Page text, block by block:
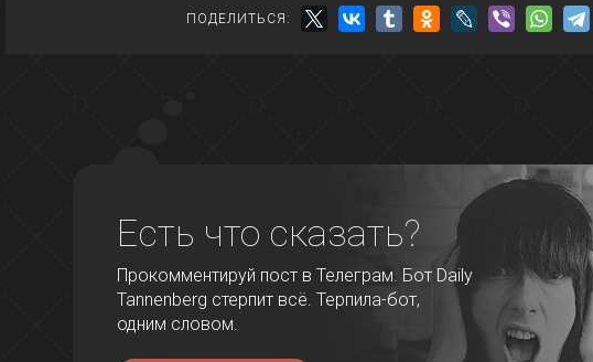
ПОДЕЛИТЬСЯ:
Есть что сказать?
Прокомментируй пост в Телеграм. Бот Daily
Tannenberg стерпит всё. Терпила-бот,
одним словом.